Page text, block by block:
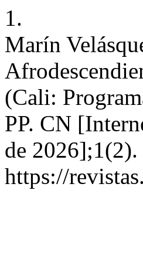
1.
Marín
(Cali:
PP. CN
de
https://